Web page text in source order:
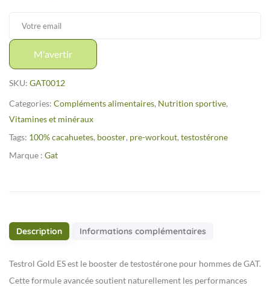
M'avertir
SKU: GAT0012
Categories: Compléments alimentaires, Nutrition sportive,
Vitamines et minéraux
Tags: 100% cacahuetes, booster, pre-workout, testostérone
Marque : Gat
Description Informations complémentaires
Testrol Gold ES est le booster de testostérone pour hommes de GAT.
Cette formule avancée soutient naturellement les performances